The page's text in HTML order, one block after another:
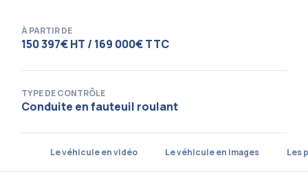
À PARTIR DE
150 397€ HT / 169 000€ TTC
TYPE DE CONTRÔLE
Conduite en fauteuil roulant
Le véhicule en vidéo Le véhicule en images Les